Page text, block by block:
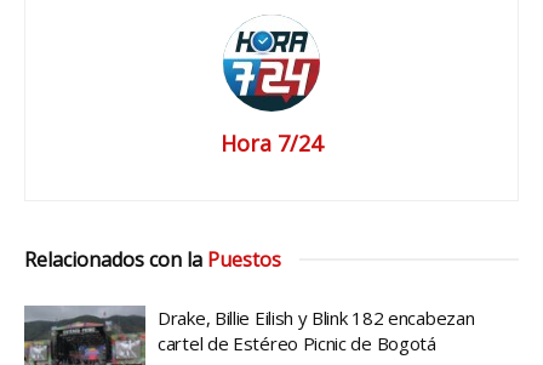
Hora 7/24
Relacionados con la Puestos
Drake, Billie Eilish y Blink 182 encabezan
cartel de Estéreo Picnic de Bogotá